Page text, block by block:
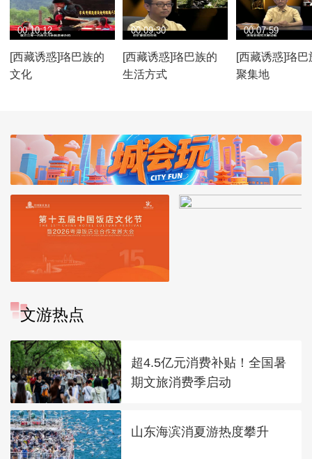
[西藏诱惑]珞巴族的
文化
00:10:12
[西藏诱惑]珞巴族的
生活方式
00:09:30
[西藏诱惑]珞巴
聚集地
00:07:59
文游热点
超4.5亿元消费补贴！全国暑
期文旅消费季启动
山东海滨消夏游热度攀升